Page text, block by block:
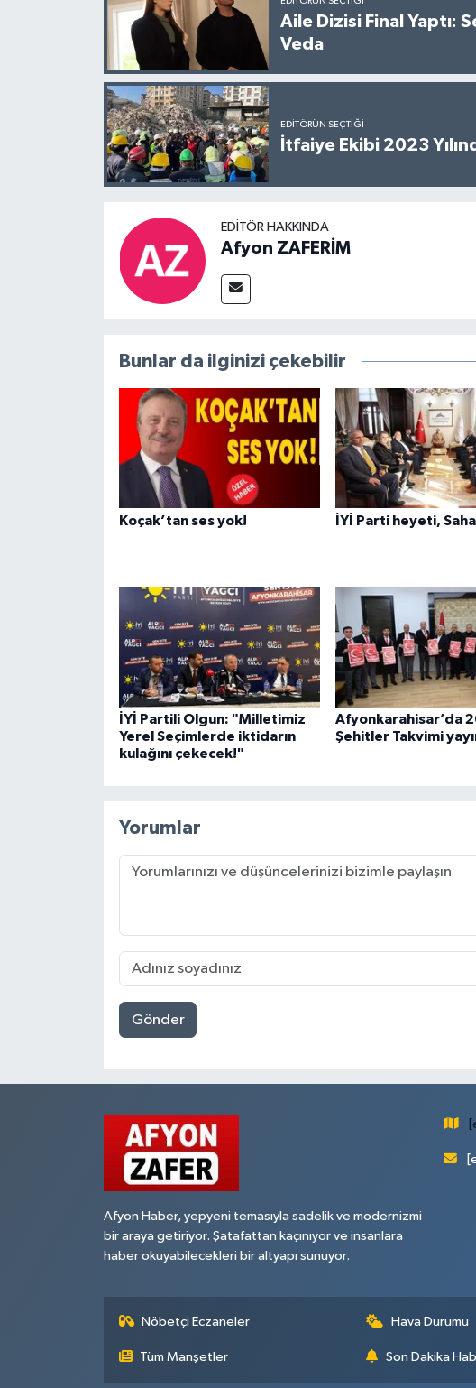
Aile Dizisi Final Yaptı:
Veda
EDITÖRÜN SEÇTIĞI
İtfaiye Ekibi 2023
EDITÖR HAKKINDA
Afyon ZAFERİM
Bunlar da ilginizi çekebilir
Koçak’tan ses yok! İYİ Parti heyeti,
İYİ Partili Olgun: "Milletimiz
Yerel Seçimlerde iktidarın
kulağını çekecek!"
Afyonkarahisar’da
Şehitler Takvimi
Yorumlar
Gönder
Afyon Haber, yepyeni temasıyla sadelik ve modernizmi
bir araya getiriyor. Şatafattan kaçınıyor ve insanlara
haber okuyabilecekleri bir altyapı sunuyor.
Nöbetçi Eczaneler Hava Durumu
Tüm Manşetler Son Dakika